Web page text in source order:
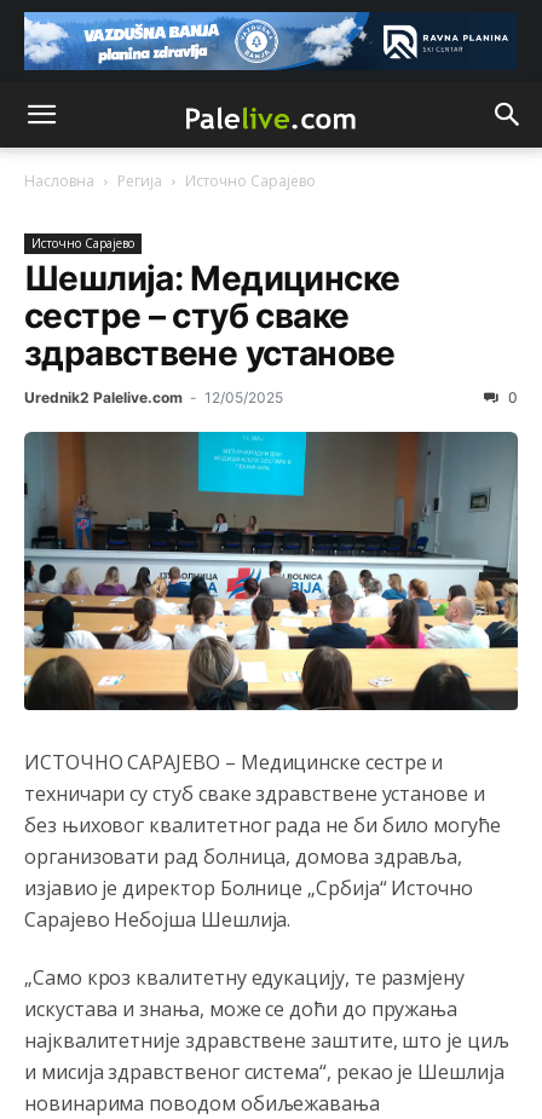
Насловна Регија Источно Сарајево
Источно Сарајево
Шешлија: Медицинске
сестре – стуб сваке
здравствене установе
Urednik2 Palelive.com - 12/05/2025 0
ИСТОЧНО САРАЈЕВО – Медицинске сестре и
техничари су стуб сваке здравствене установе и
без њиховог квалитетног рада не би било могуће
организовати рад болница, домова здравља,
изјавио је директор Болнице „Србија“ Источно
Сарајево Небојша Шешлија.
„Само кроз квалитетну едукацију, те размјену
искустава и знања, може се доћи до пружања
најквалитетније здравствене заштите, што је циљ
и мисија здравственог система“, рекао је Шешлија
новинарима поводом обиљежавања